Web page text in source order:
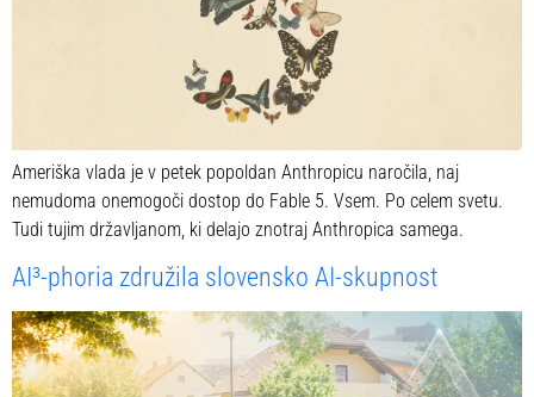
Ameriška vlada je v petek popoldan Anthropicu naročila, naj
nemudoma onemogoči dostop do Fable 5. Vsem. Po celem svetu.
Tudi tujim državljanom, ki delajo znotraj Anthropica samega.
AI³-phoria združila slovensko AI-skupnost